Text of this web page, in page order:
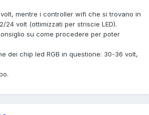
mentre i controller wifi che si trovano in
24 volt (ottimizzati per striscie LED).
su come procedere per poter
dei chip led RGB in questione: 30-36 volt,